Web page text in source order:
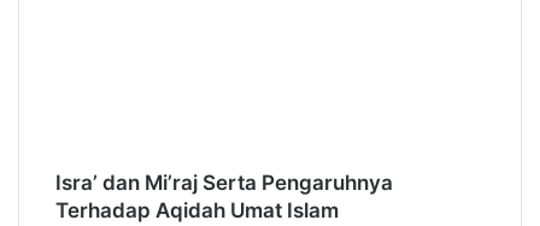
Isra’ dan Mi’raj Serta Pengaruhnya
Terhadap Aqidah Umat Islam